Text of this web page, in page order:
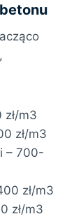
m3
zł/m3
– 700-
zł/m3
zł/m3